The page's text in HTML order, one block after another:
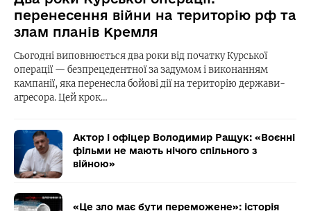
перенесення війни на територію рф та
злам планів Кремля
Сьогодні виповнюється два роки від початку Курської
операції — безпрецедентної за задумом і виконанням
кампанії, яка перенесла бойові дії на територію держави-
агресора. Цей крок…
Актор і офіцер Володимир Ращук: «Воєнні
фільми не мають нічого спільного з
війною»
«Це зло має бути переможене»: історія